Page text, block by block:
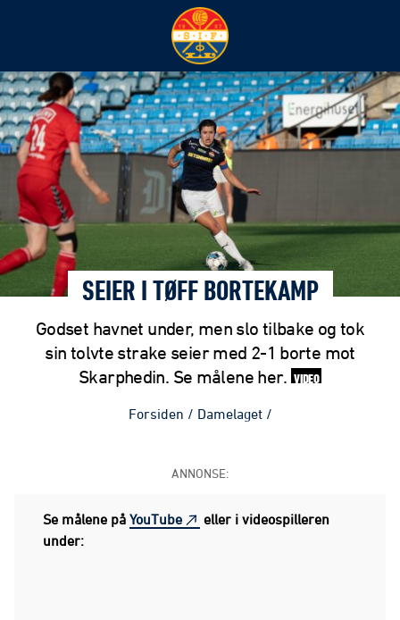
SEIER I TØFF BORTEKAMP
Godset havnet under, men slo tilbake og tok
sin tolvte strake seier med 2-1 borte mot
Skarphedin. Se målene her. VIDEO
Forsiden / Damelaget /
ANNONSE:
Se målene på YouTube
eller i videospilleren
under: